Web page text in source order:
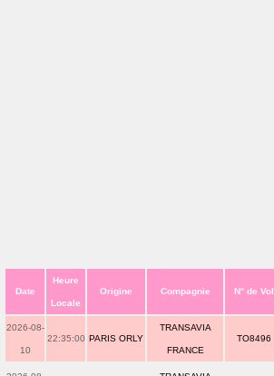
Date
Heure
Locale
Origine Compagnie N° de Vol
2026-08-
10
22:35:00 PARIS ORLY
TRANSAVIA
FRANCE
TO8496